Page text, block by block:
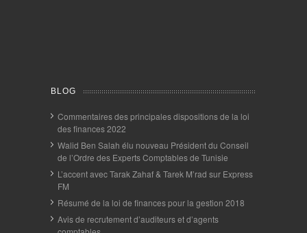
BLOG
Commentaires des principales dispositions de la loi
des finances 2022
Walid Ben Salah élu nouveau Président du Conseil
de l’Ordre des Experts Comptables de Tunisie
L’accent avec Tarak Zahaf & Tarek M’rad sur Express
FM
Résumé de la loi de finances pour la gestion 2018
Avis de recrutement d’auditeurs et d’agents